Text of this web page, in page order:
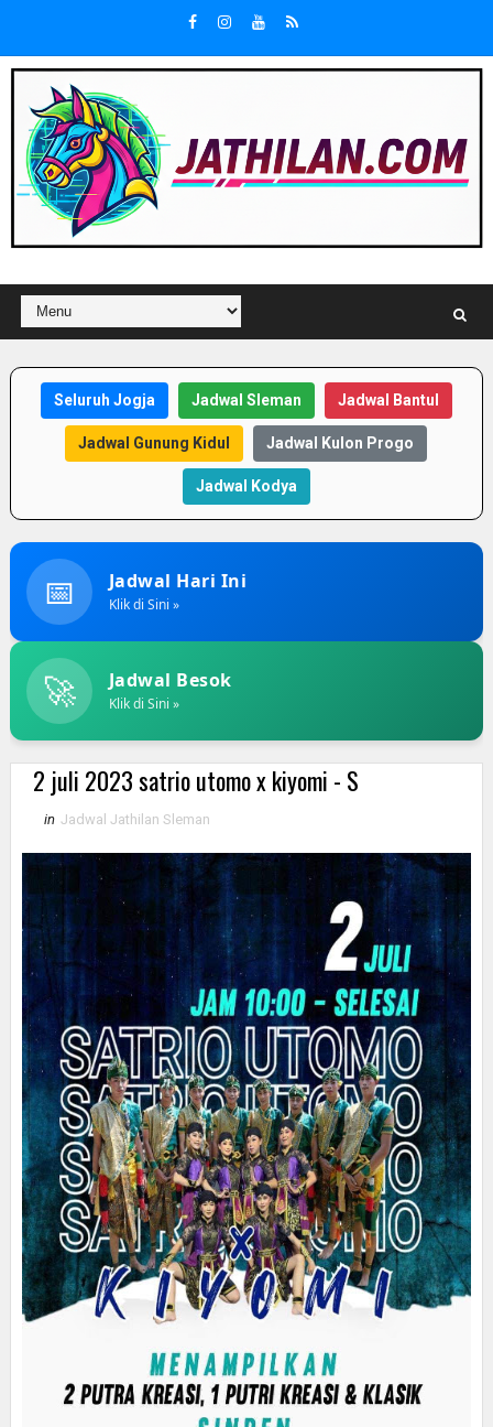
Seluruh Jogja Jadwal Sleman Jadwal Bantul
Jadwal Gunung Kidul Jadwal Kulon Progo
Jadwal Kodya
📅 Jadwal Hari Ini
Klik di Sini »
🚀 Jadwal Besok
Klik di Sini »
2 juli 2023 satrio utomo x kiyomi - S
in Jadwal Jathilan Sleman